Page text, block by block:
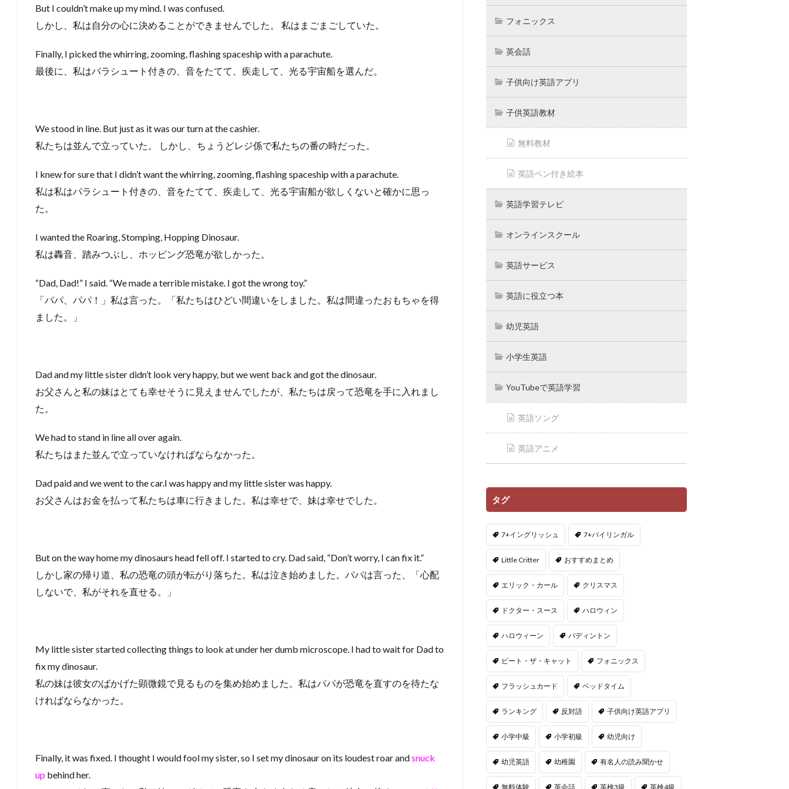
But I couldn’t make up my mind. I was confused.
しかし、私は自分の心に決めることができませんでした。 私はまごまごしていた。
Finally, I picked the whirring, zooming, flashing spaceship with a parachute.
最後に、私はパラシュート付きの、音をたてて、疾走して、光る宇宙船を選んだ。
We stood in line. But just as it was our turn at the cashier.
私たちは並んで立っていた。 しかし、ちょうどレジ係で私たちの番の時だった。
I knew for sure that I didn’t want the whirring, zooming, flashing spaceship with a parachute.
私は私はパラシュート付きの、音をたてて、疾走して、光る宇宙船が欲しくないと確かに思っ
た。
I wanted the Roaring, Stomping, Hopping Dinosaur.
私は轟音、踏みつぶし、ホッピング恐竜が欲しかった。
“Dad, Dad!” I said. “We made a terrible mistake. I got the wrong toy.”
「パパ、パパ！」私は言った。「私たちはひどい間違いをしました。私は間違ったおもちゃを得
ました。」
Dad and my little sister didn’t look very happy, but we went back and got the dinosaur.
お父さんと私の妹はとても幸せそうに見えませんでしたが、私たちは戻って恐竜を手に入れまし
た。
We had to stand in line all over again.
私たちはまた並んで立っていなければならなかった。
Dad paid and we went to the car.I was happy and my little sister was happy.
お父さんはお金を払って私たちは車に行きました。私は幸せで、妹は幸せでした。
But on the way home my dinosaurs head fell off. I started to cry. Dad said, “Don’t worry, I can fix it.”
しかし家の帰り道、私の恐竜の頭が転がり落ちた。私は泣き始めました。パパは言った、「心配
しないで、私がそれを直せる。」
My little sister started collecting things to look at under her dumb microscope. I had to wait for Dad to
fix my dinosaur.
私の妹は彼女のばかげた顕微鏡で見るものを集め始めました。私はパパが恐竜を直すのを待たな
ければならなかった。
Finally, it was fixed. I thought I would fool my sister, so I set my dinosaur on its loudest roar andsnuck
up behind her.
フォニックス
英会話
子供向け英語アプリ
子供英語教材
無料教材
英語ペン付き絵本
英語学習テレビ
オンラインスクール
英語サービス
英語に役立つ本
幼児英語
小学生英語
YouTubeで英語学習
英語ソング
英語アニメ
タグ
7+イングリッシュ 7+バイリンガル
Little Critter おすすめまとめ
エリック・カール クリスマス
ドクター・スース ハロウィン
ハロウィーン パディントン
ピート・ザ・キャット フォニックス
フラッシュカード ベッドタイム
ランキング 反対語 子供向け英語アプリ
小学中級 小学初級 幼児向け
幼児英語 幼稚園 有名人の読み聞かせ
無料体験 英会話 英検3級 英検4級